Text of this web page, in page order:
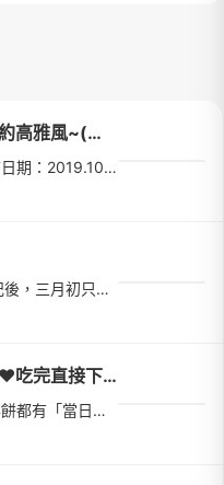
原來訂結家宴也可以走簡約高雅風~(大倉久和大飯店-百禾廳)
新郎新娘：Brian &amp; Crystal訂結日期：2019.10.26婚宴會場：大倉久和大飯店-百禾廳(午宴)攝影大師：TOOSTUDIO彩妝神手：Angelica WED/ Chihfee Makeup各位新人們還在為儀式或宴客形式苦惱中，不知如何抉擇嗎? 在這與大家分享我們一手策劃的家宴流程，或許你們也可以從中得到不少的巧思呢：）和老公一開始就達成共識，兩人婚禮走簡約高雅路線。不過結婚
沒想到在2026年急匆匆的二月底登記後，三月初只看了五間就找到我的命定婚紗❤️❤️❤️從網站照片就被排版及攝影風格深深吸引❤️預約後進門市就遇到天使業務Ellie🥰整個超級親切且很熱情的跟我們介紹店內禮服及老師拍照風格...
Chochoco喜餅試吃分享❤️吃完直接下訂❤️我的命定喜餅
✏️先偷偷分享一個試吃小Tips很多喜餅都有「當日下訂優惠」，如果本來就有好幾間想試，真的很建議全部排同一天，最期待的那間放最後！而且千萬不要剛吃飽就去～原本想說「不就吃幾塊餅乾嗎？」結果超飽😆因為還有不少...